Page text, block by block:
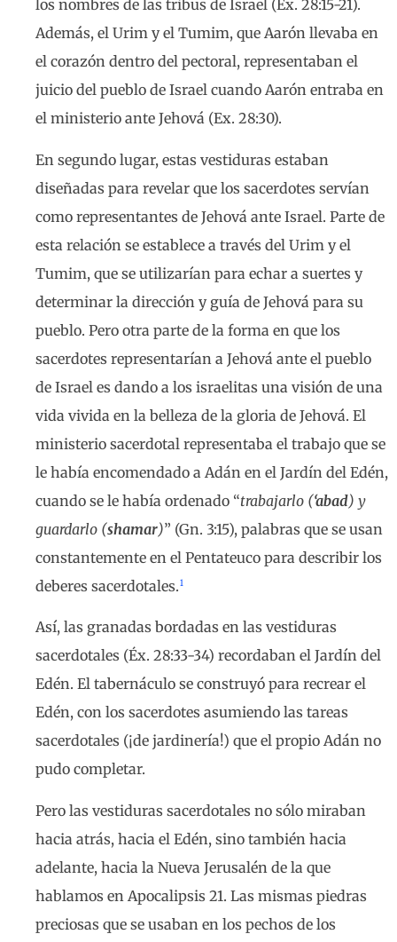
los nombres de las tribus de Israel (Éx. 28:15-21).
Además, el Urim y el Tumim, que Aarón llevaba en
el corazón dentro del pectoral, representaban el
juicio del pueblo de Israel cuando Aarón entraba en
el ministerio ante Jehová (Ex. 28:30).
En segundo lugar, estas vestiduras estaban
diseñadas para revelar que los sacerdotes servían
como representantes de Jehová ante Israel. Parte de
esta relación se establece a través del Urim y el
Tumim, que se utilizarían para echar a suertes y
determinar la dirección y guía de Jehová para su
pueblo. Pero otra parte de la forma en que los
sacerdotes representarían a Jehová ante el pueblo
de Israel es dando a los israelitas una visión de una
vida vivida en la belleza de la gloria de Jehová. El
ministerio sacerdotal representaba el trabajo que se
le había encomendado a Adán en el Jardín del Edén,
cuando se le había ordenado “trabajarlo (‘abad) y
guardarlo (shamar)” (Gn. 3:15), palabras que se usan
constantemente en el Pentateuco para describir los
deberes sacerdotales.1
Así, las granadas bordadas en las vestiduras
sacerdotales (Éx. 28:33-34) recordaban el Jardín del
Edén. El tabernáculo se construyó para recrear el
Edén, con los sacerdotes asumiendo las tareas
sacerdotales (¡de jardinería!) que el propio Adán no
pudo completar.
Pero las vestiduras sacerdotales no sólo miraban
hacia atrás, hacia el Edén, sino también hacia
adelante, hacia la Nueva Jerusalén de la que
hablamos en Apocalipsis 21. Las mismas piedras
preciosas que se usaban en los pechos de los